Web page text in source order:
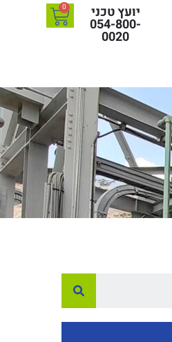
יועץ טכני
054-800-
0020
0